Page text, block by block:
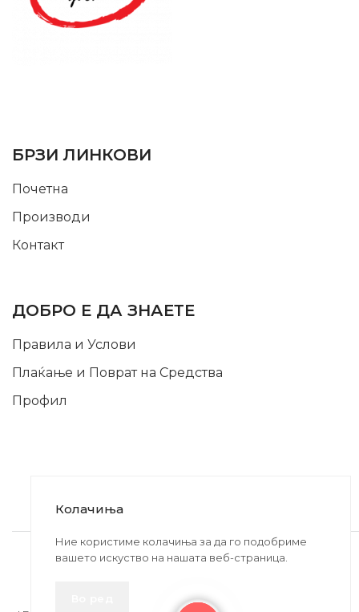
БРЗИ ЛИНКОВИ
Почетна
Производи
Контакт
ДОБРО Е ДА ЗНАЕТЕ
Правила и Услови
Плаќање и Поврат на Средства
Профил
2020-2024 © MB DISKONT. Изработено од
БРАМИТ ДООЕЛ
Колачиња
Ние користиме колачиња за да го подобриме
вашето искуство на нашата веб-страница.